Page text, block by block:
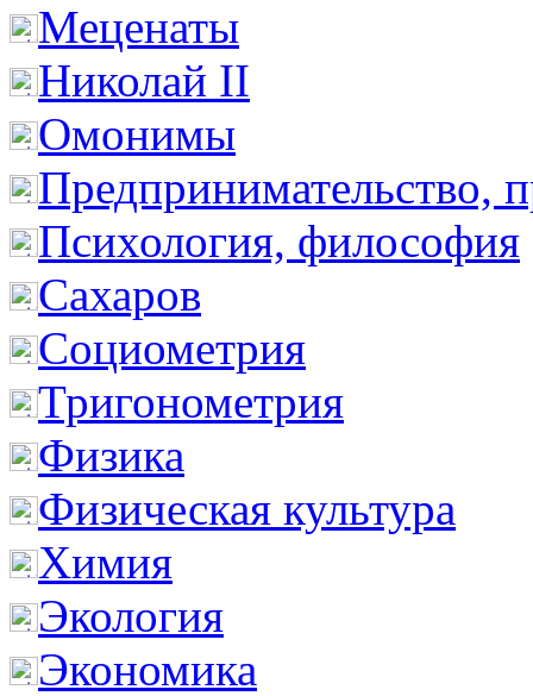
Меценаты
Николай II
Омонимы
Предпринимательство,
Психология, философия
Сахаров
Социометрия
Тригонометрия
Физика
Физическая культура
Химия
Экология
Экономика